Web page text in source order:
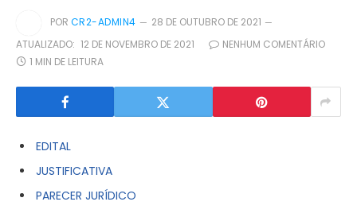
POR CR2-ADMIN4
28 DE OUTUBRO DE 2021
ATUALIZADO: 12 DE NOVEMBRO DE 2021
NENHUM COMENTÁRIO
1 MIN DE LEITURA
EDITAL
JUSTIFICATIVA
PARECER JURÍDICO